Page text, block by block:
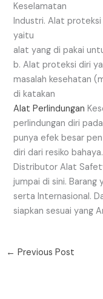
Keselamatan
Industri. Alat
yaitu
alat yang di pakai
b. Alat proteksi diri
masalah kesehatan
di katakan
Alat Perlindungan
perlindungan diri
punya efek besar
diri dari resiko bahaya.
Distributor Alat
jumpai di sini. Barang
serta Internasional.
siapkan sesuai yang
← Previous Post